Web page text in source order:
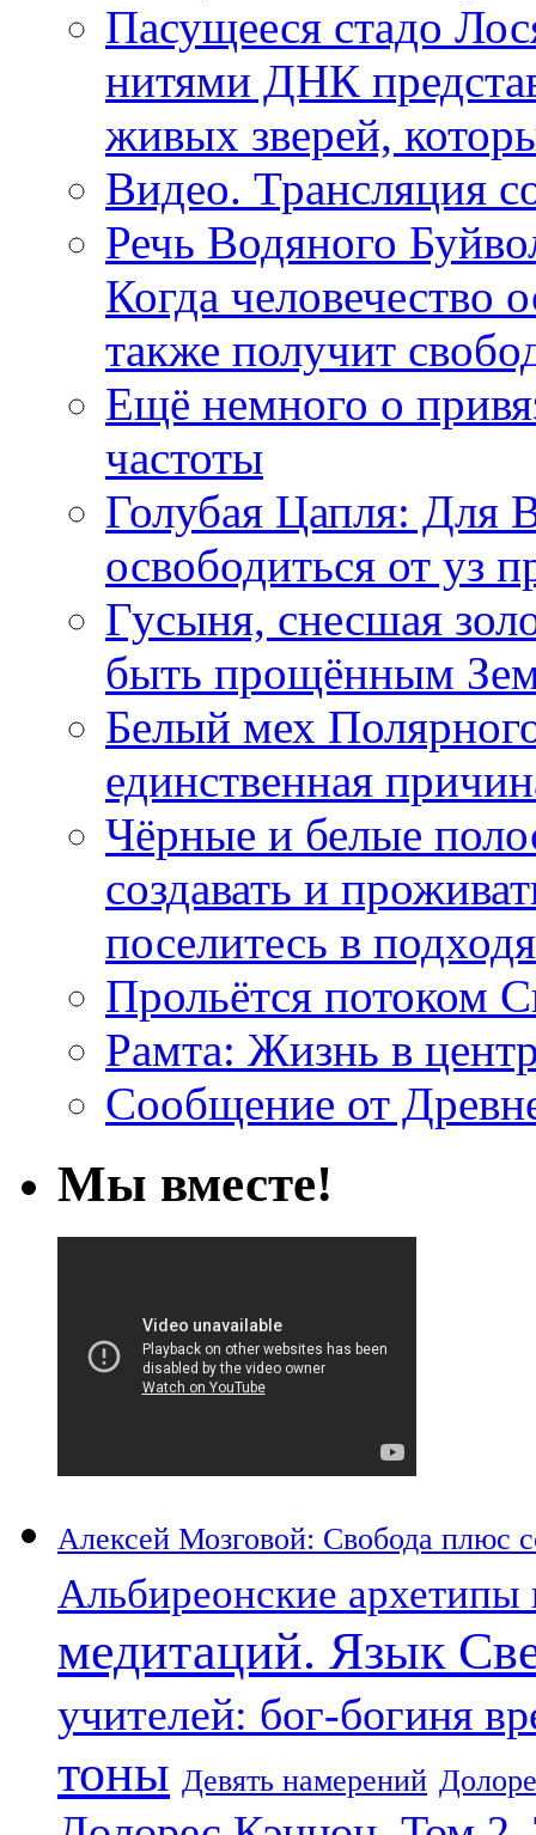
Пасущееся стадо
нитями ДНК
живых зверей,
Видео. Трансляция
Речь Водяного
Когда человечество
также получит
Ещё немного о
частоты
Голубая Цапля: Для
освободиться от уз
Гусыня, снесшая
быть прощённым
Белый мех
единственная
Чёрные и белые
создавать и
поселитесь в
Прольётся потоком
Рамта: Жизнь в
Сообщение от
Мы вместе!
Алексей Мозговой: Свобода плюс
Альбиреонские
медитаций. Язык
учителей: бог-богиня
тоны Девять намерений